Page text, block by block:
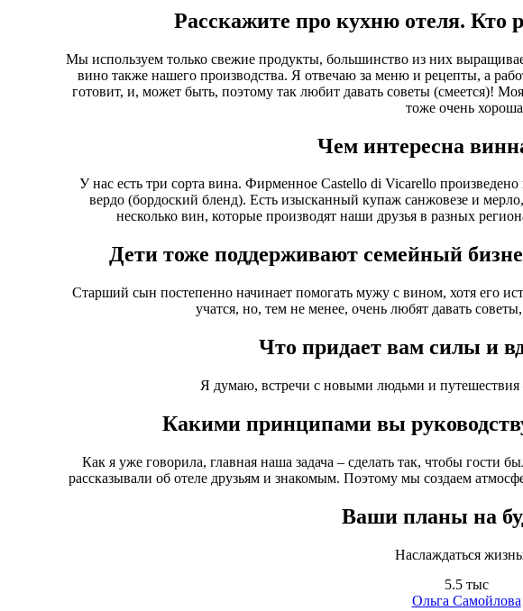
Расскажите про кухню отеля. Кто
Мы используем только свежие продукты, большинство из них
вино также нашего производства. Я отвечаю за меню и рецепты, а
готовит, и, может быть, поэтому так любит давать советы (смеется)!
тоже очень
Чем интересна
У нас есть три сорта вина. Фирменное Castello di Vicarello
вердо (бордоский бленд). Есть изысканный купаж санжовезе и
несколько вин, которые производят наши друзья в разных
Дети тоже поддерживают семейный
Старший сын постепенно начинает помогать мужу с вином, хотя его
учатся, но, тем не менее, очень любят давать
Что придает вам силы и
Я думаю, встречи с новыми людьми и
Какими принципами вы
Как я уже говорила, главная наша задача – сделать так, чтобы гости
рассказывали об отеле друзьям и знакомым. Поэтому мы создаем
Ваши планы на
Наслаждаться
5.5 тыс
Ольга Самойлова